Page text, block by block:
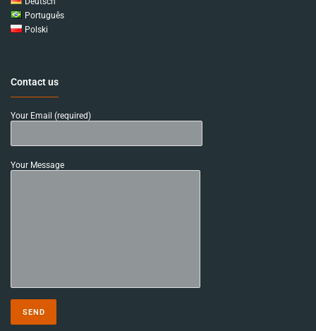
Português
Polski
Contact us
Your Email (required)
Your Message